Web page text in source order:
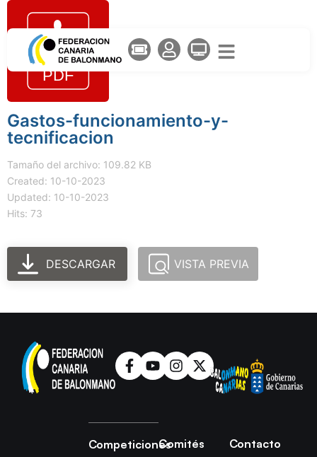
Gastos-funcionamiento-y-
tecnificacion
Tamaño del archivo: 109.82 KB
Created: 10-10-2023
Updated: 10-10-2023
Hits: 73
DESCARGAR VISTA PREVIA
CompeticionesComités
Contacto